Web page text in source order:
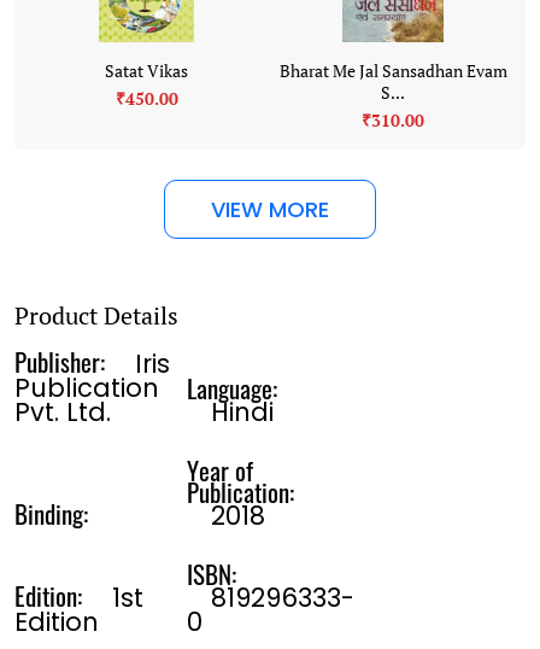
Satat Vikas
₹450.00
Bharat Me Jal Sansadhan Evam
S...
₹310.00
VIEW MORE
Product Details
Publisher: Iris
Publication
Pvt. Ltd.
Language:
Hindi
Binding:
Year of
Publication:
2018
Edition: 1st
Edition
ISBN:
819296333-
0